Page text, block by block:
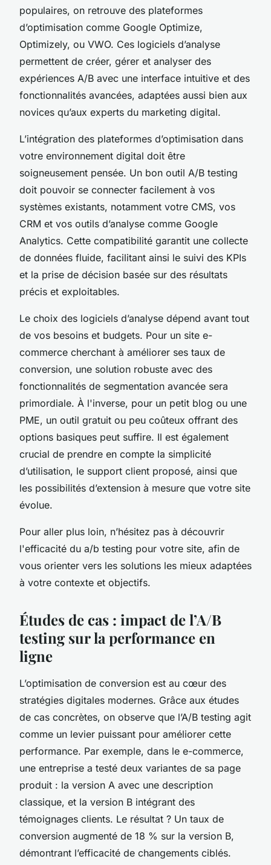
populaires, on retrouve des plateformes
d’optimisation comme Google Optimize,
Optimizely, ou VWO. Ces logiciels d’analyse
permettent de créer, gérer et analyser des
expériences A/B avec une interface intuitive et des
fonctionnalités avancées, adaptées aussi bien aux
novices qu’aux experts du marketing digital.
L’intégration des plateformes d’optimisation dans
votre environnement digital doit être
soigneusement pensée. Un bon outil A/B testing
doit pouvoir se connecter facilement à vos
systèmes existants, notamment votre CMS, vos
CRM et vos outils d’analyse comme Google
Analytics. Cette compatibilité garantit une collecte
de données fluide, facilitant ainsi le suivi des KPIs
et la prise de décision basée sur des résultats
précis et exploitables.
Le choix des logiciels d’analyse dépend avant tout
de vos besoins et budgets. Pour un site e-
commerce cherchant à améliorer ses taux de
conversion, une solution robuste avec des
fonctionnalités de segmentation avancée sera
primordiale. À l'inverse, pour un petit blog ou une
PME, un outil gratuit ou peu coûteux offrant des
options basiques peut suffire. Il est également
crucial de prendre en compte la simplicité
d’utilisation, le support client proposé, ainsi que
les possibilités d’extension à mesure que votre site
évolue.
Pour aller plus loin, n’hésitez pas à découvrir
l'efficacité du a/b testing pour votre site, afin de
vous orienter vers les solutions les mieux adaptées
à votre contexte et objectifs.
Études de cas : impact de l’A/B
testing sur la performance en
ligne
L’optimisation de conversion est au cœur des
stratégies digitales modernes. Grâce aux études
de cas concrètes, on observe que l’A/B testing agit
comme un levier puissant pour améliorer cette
performance. Par exemple, dans le e-commerce,
une entreprise a testé deux variantes de sa page
produit : la version A avec une description
classique, et la version B intégrant des
témoignages clients. Le résultat ? Un taux de
conversion augmenté de 18 % sur la version B,
démontrant l’efficacité de changements ciblés.